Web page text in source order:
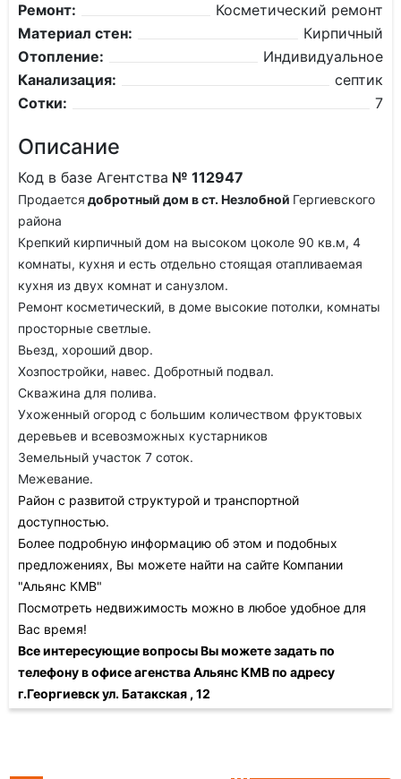
Ремонт:
Косметический ремонт
Материал стен:
Кирпичный
Отопление:
Индивидуальное
Канализация:
септик
Сотки:
7
Описание
Код в базе Агентства № 112947
Продается добротный дом в ст. Незлобной Гергиевского
района
Крепкий кирпичный дом на высоком цоколе 90 кв.м, 4
комнаты, кухня и есть отдельно стоящая отапливаемая
кухня из двух комнат и санузлом.
Ремонт косметический, в доме высокие потолки, комнаты
просторные светлые.
Вьезд, хороший двор.
Хозпостройки, навес. Добротный подвал.
Скважина для полива.
Ухоженный огород с большим количеством фруктовых
деревьев и всевозможных кустарников
Земельный участок 7 соток.
Межевание.
Район с развитой структурой и транспортной
доступностью.
Более подробную информацию об этом и подобных
предложениях, Вы можете найти на сайте Компании
"Альянс КМВ"
Посмотреть недвижимость можно в любое удобное для
Вас время!
Все интересующие вопросы Вы можете задать по
телефону в офисе агенства Альянс КМВ по адресу
г.Георгиевск ул. Батакская , 12